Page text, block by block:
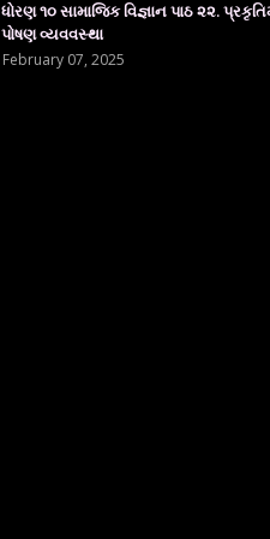
ધોરણ ૧૦ સામાજિક વિજ્ઞાન પાઠ ૨૨.
પોષણ વ્યવવસ્થા
February 07, 2025